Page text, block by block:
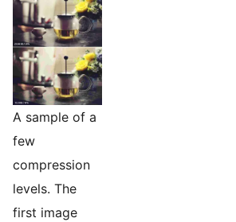
A sample of a
few
compression
levels. The
first image